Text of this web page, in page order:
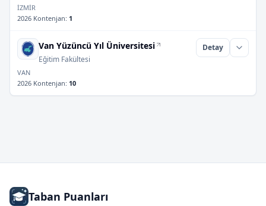
İZMİR
2026 Kontenjan: 1
Van Yüzüncü Yıl Üniversitesi
Eğitim Fakültesi
Detay
VAN
2026 Kontenjan: 10
Taban Puanları